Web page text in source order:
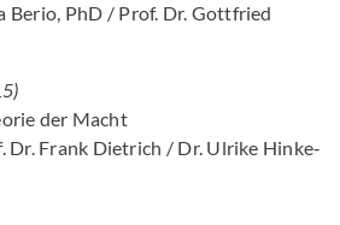
Berio, PhD / Prof. Dr. Gottfried
der Macht
Dr. Frank Dietrich / Dr. Ulrike Hinke‐